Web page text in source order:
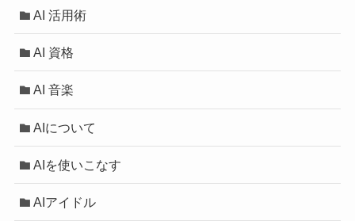
AI 活用術
AI 資格
AI 音楽
AIについて
AIを使いこなす
AIアイドル